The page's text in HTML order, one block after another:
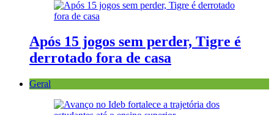
Após 15 jogos sem perder, Tigre é
derrotado fora de casa
Geral